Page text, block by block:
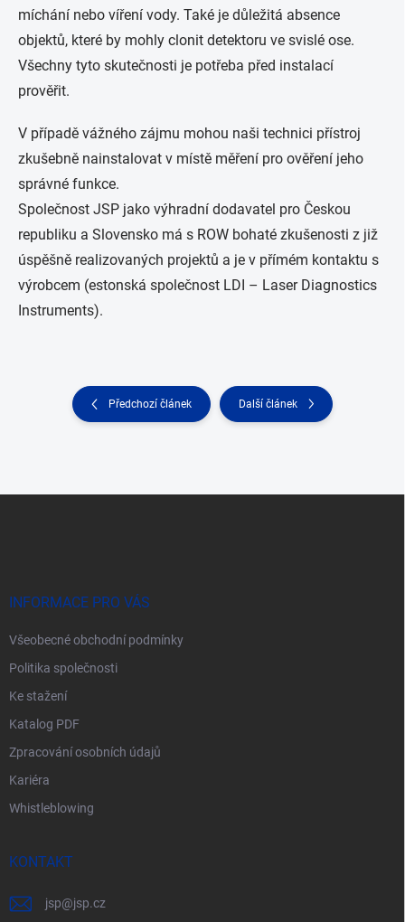
míchání nebo víření vody. Také je důležitá absence
objektů, které by mohly clonit detektoru ve svislé ose.
Všechny tyto skutečnosti je potřeba před instalací
prověřit.
V případě vážného zájmu mohou naši technici přístroj
zkušebně nainstalovat v místě měření pro ověření jeho
správné funkce.
Společnost JSP jako výhradní dodavatel pro Českou
republiku a Slovensko má s ROW bohaté zkušenosti z již
úspěšně realizovaných projektů a je v přímém kontaktu s
výrobcem (estonská společnost LDI – Laser Diagnostics
Instruments).
Předchozí článek Další článek
INFORMACE PRO VÁS
Všeobecné obchodní podmínky
Politika společnosti
Ke stažení
Katalog PDF
Zpracování osobních údajů
Kariéra
Whistleblowing
KONTAKT
jsp@jsp.cz